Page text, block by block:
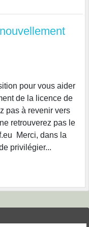
pour vous aider
de la licence de
pas à revenir vers
retrouverez pas le
Merci, dans la
privilégier...